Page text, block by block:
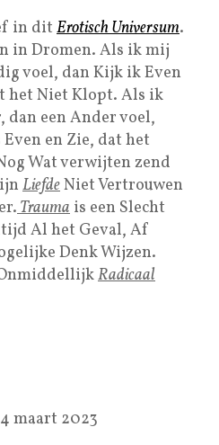
in dit Erotisch Universum.
in Dromen. Als ik mij
voel, dan Kijk ik Even
het Niet Klopt. Als ik
een Ander voel,
en Zie, dat het
Wat verwijten zend
LiefdeNiet Vertrouwen
Trauma is een Slecht
Al het Geval, Af
Denk Wijzen.
Radicaal
maart 2023